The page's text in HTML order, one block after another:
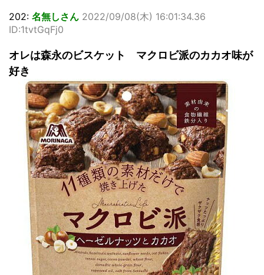
202: 名無しさん 2022/09/08(木) 16:01:34.36
ID:1tvtGqFj0
オレは森永のビスケット マクロビ派のカカオ味が
好き